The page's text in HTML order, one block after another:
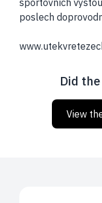
sportovních
poslech
Did
View